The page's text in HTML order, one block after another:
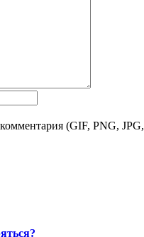
(GIF, PNG, JPG,